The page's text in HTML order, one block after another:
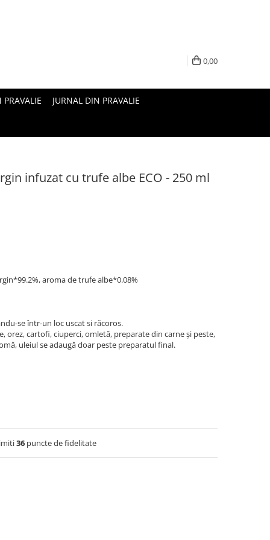
0,00
PRAVALIE JURNAL DIN PRAVALIE
infuzat cu trufe albe ECO - 250 ml
aroma de trufe albe*0.08%
se într-un loc uscat si răcoros.
orez, cartofi, ciuperci, omletă, preparate din carne și peste,
uleiul se adaugă doar peste preparatul final.
36 puncte de fidelitate